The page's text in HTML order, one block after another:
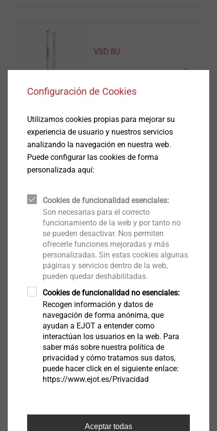
VSD 8U
VSD 8U V
SATE
Ver producto
Iso Espiral
Ver producto
Arandela IT-Z 60/8 S
Ver producto
Configuración de Cookies
Utilizamos cookies propias para mejorar su
experiencia de usuario y nuestros servicios
analizando la navegación en nuestra web.
Puede configurar las cookies de forma
personalizada aquí:
Cookies de funcionalidad esenciales:
Son necesarias para el correcto
funcionamiento de la web y por tanto no
se pueden desactivar. Nos permiten
ofrecerle funciones mejoradas y más
personalizadas. Sin estas cookies algunas
páginas y servicios dentro de la web,
pueden quedar deshabilitadas.
Cookies de funcionalidad no esenciales:
Recogen información y datos de
navegación de forma anónima, que
ayudan a EJOT a entender como
interactúan los usuarios en la web. Para
saber más sobre nuestra política de
privacidad y cómo tratamos sus datos,
puede hacer click en el siguiente enlace:
https://www.ejot.es/Privacidad
Aceptar todas